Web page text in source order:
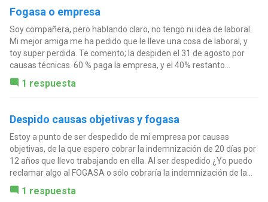
Fogasa o empresa
Soy compañera, pero hablando claro, no tengo ni idea de laboral.
Mi mejor amiga me ha pedido que le lleve una cosa de laboral, y
toy super perdida. Te comento; la despiden el 31 de agosto por
causas técnicas. 60 % paga la empresa, y el 40% restanto...
1 respuesta
Despido causas objetivas y fogasa
Estoy a punto de ser despedido de mi empresa por causas
objetivas, de la que espero cobrar la indemnización de 20 días por
12 años que llevo trabajando en ella. Al ser despedido ¿Yo puedo
reclamar algo al FOGASA o sólo cobraría la indemnización de la...
1 respuesta